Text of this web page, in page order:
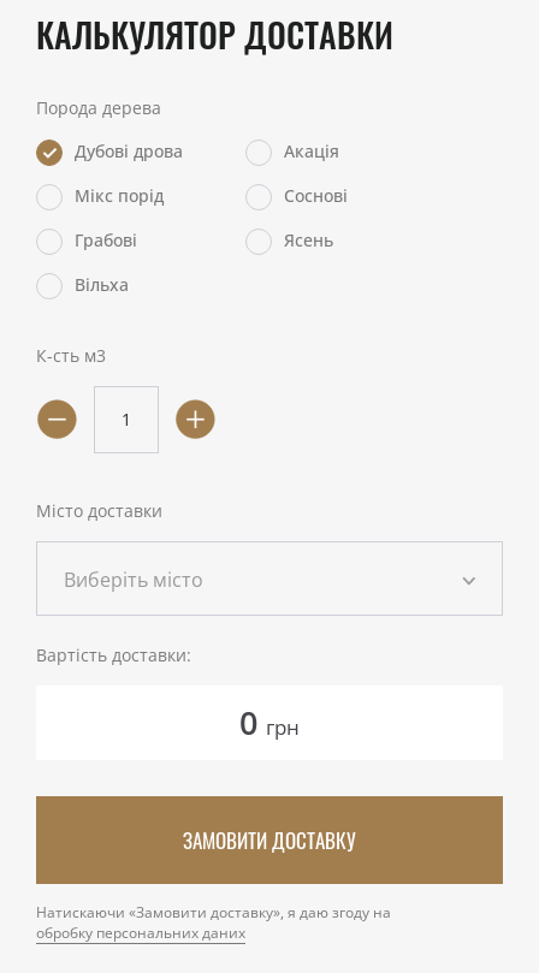
КАЛЬКУЛЯТОР ДОСТАВКИ
Порода дерева
Дубові дрова
Акація
Мікс порід
Соснові
Грабові
Ясень
Вільха
К-сть м3
Місто доставки
Виберіть місто
Вартість доставки:
0 грн
ЗАМОВИТИ ДОСТАВКУ
Натискаючи «Замовити доставку», я даю згоду на
обробку персональних даних